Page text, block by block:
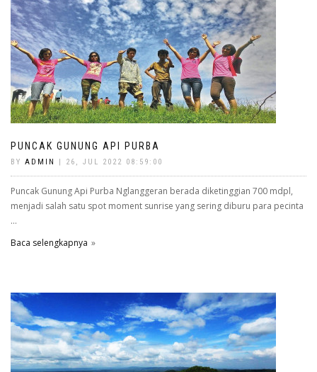
PUNCAK GUNUNG API PURBA
BY ADMIN | 26, JUL 2022 08:59:00
Puncak Gunung Api Purba Nglanggeran berada diketinggian 700 mdpl,
menjadi salah satu spot moment sunrise yang sering diburu para pecinta
...
Baca selengkapnya